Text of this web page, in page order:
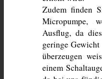
Zudem finden
Micropumpe,
Ausflug, da
geringe
überzeugen
einem